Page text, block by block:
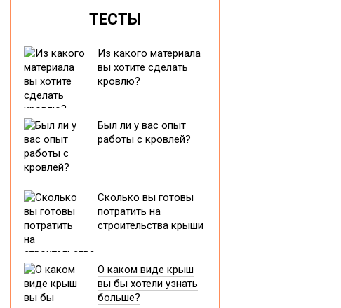
ТЕСТЫ
Из какого материала
вы хотите сделать
кровлю?
Был ли у вас опыт
работы с кровлей?
Сколько вы готовы
потратить на
строительства крыши
О каком виде крыш
вы бы хотели узнать
больше?